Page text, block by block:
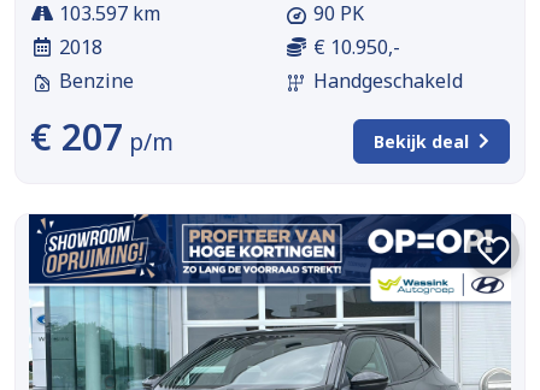
103.597 km
2018
Benzine
90 PK
€ 10.950,-
Handgeschakeld
€ 207 p/m Bekijk deal